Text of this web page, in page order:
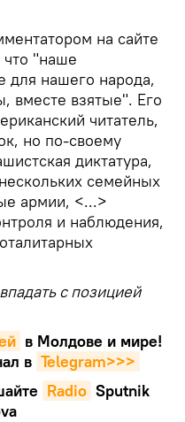
на сайте
"наше
для нашего народа,
вместе взятые". Его
читатель,
но по-своему
диктатура,
семейных
армии, <...>
и наблюдения,
с позицией
в Молдове и мире!
в Telegram>>>
Radio Sputnik